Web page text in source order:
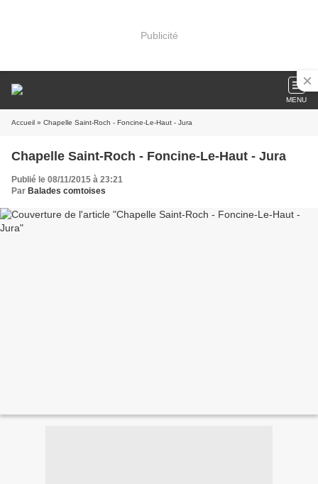
Publicité
MENU
Accueil » Chapelle Saint-Roch - Foncine-Le-Haut - Jura
Chapelle Saint-Roch - Foncine-Le-Haut - Jura
Publié le 08/11/2015 à 23:21
Par Balades comtoises